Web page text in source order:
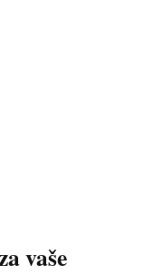
vaše